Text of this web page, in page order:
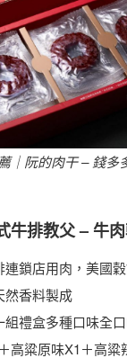
｜ 阮的肉干 – 錢多
牛排教父 – 牛
鎖店用肉，美國
然香料製成
組禮盒多種口味全
高粱原味X1＋高粱